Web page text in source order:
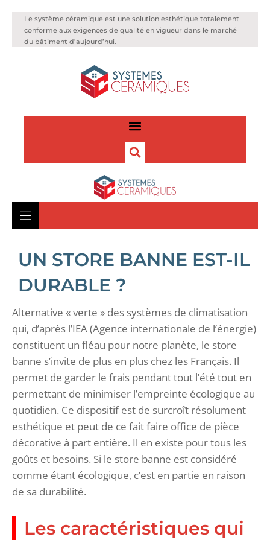
Le système céramique est une solution esthétique totalement
conforme aux exigences de qualité en vigueur dans le marché
du bâtiment d’aujourd’hui.
UN STORE BANNE EST-IL
DURABLE ?
Alternative « verte » des systèmes de climatisation
qui, d’après l’IEA (Agence internationale de l’énergie)
constituent un fléau pour notre planète, le store
banne s’invite de plus en plus chez les Français. Il
permet de garder le frais pendant tout l’été tout en
permettant de minimiser l’empreinte écologique au
quotidien. Ce dispositif est de surcroît résolument
esthétique et peut de ce fait faire office de pièce
décorative à part entière. Il en existe pour tous les
goûts et besoins. Si le store banne est considéré
comme étant écologique, c’est en partie en raison
de sa durabilité.
Les caractéristiques qui